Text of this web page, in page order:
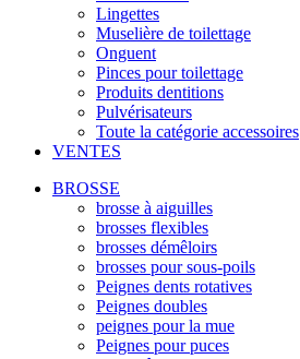
Lingettes
Muselière de toilettage
Onguent
Pinces pour toilettage
Produits dentitions
Pulvérisateurs
Toute la catégorie accessoires
VENTES
BROSSE
brosse à aiguilles
brosses flexibles
brosses démêloirs
brosses pour sous-poils
Peignes dents rotatives
Peignes doubles
peignes pour la mue
Peignes pour puces